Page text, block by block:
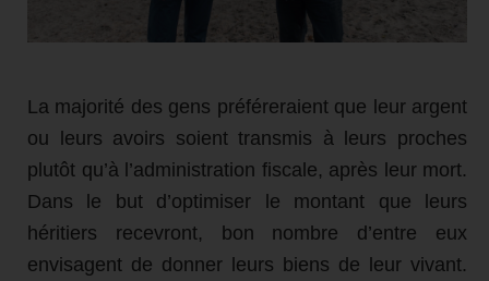
La majorité des gens préféreraient que leur argent
ou leurs avoirs soient transmis à leurs proches
plutôt qu’à l’administration fiscale, après leur mort.
Dans le but d’optimiser le montant que leurs
héritiers recevront, bon nombre d’entre eux
envisagent de donner leurs biens de leur vivant.